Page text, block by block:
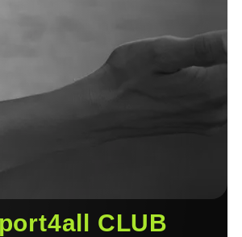
CLUB